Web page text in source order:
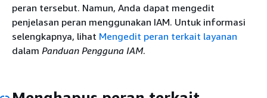
peran tersebut. Namun, Anda dapat mengedit
penjelasan peran menggunakan IAM. Untuk informasi
selengkapnya, lihat Mengedit peran terkait layanan
dalam Panduan Pengguna IAM.